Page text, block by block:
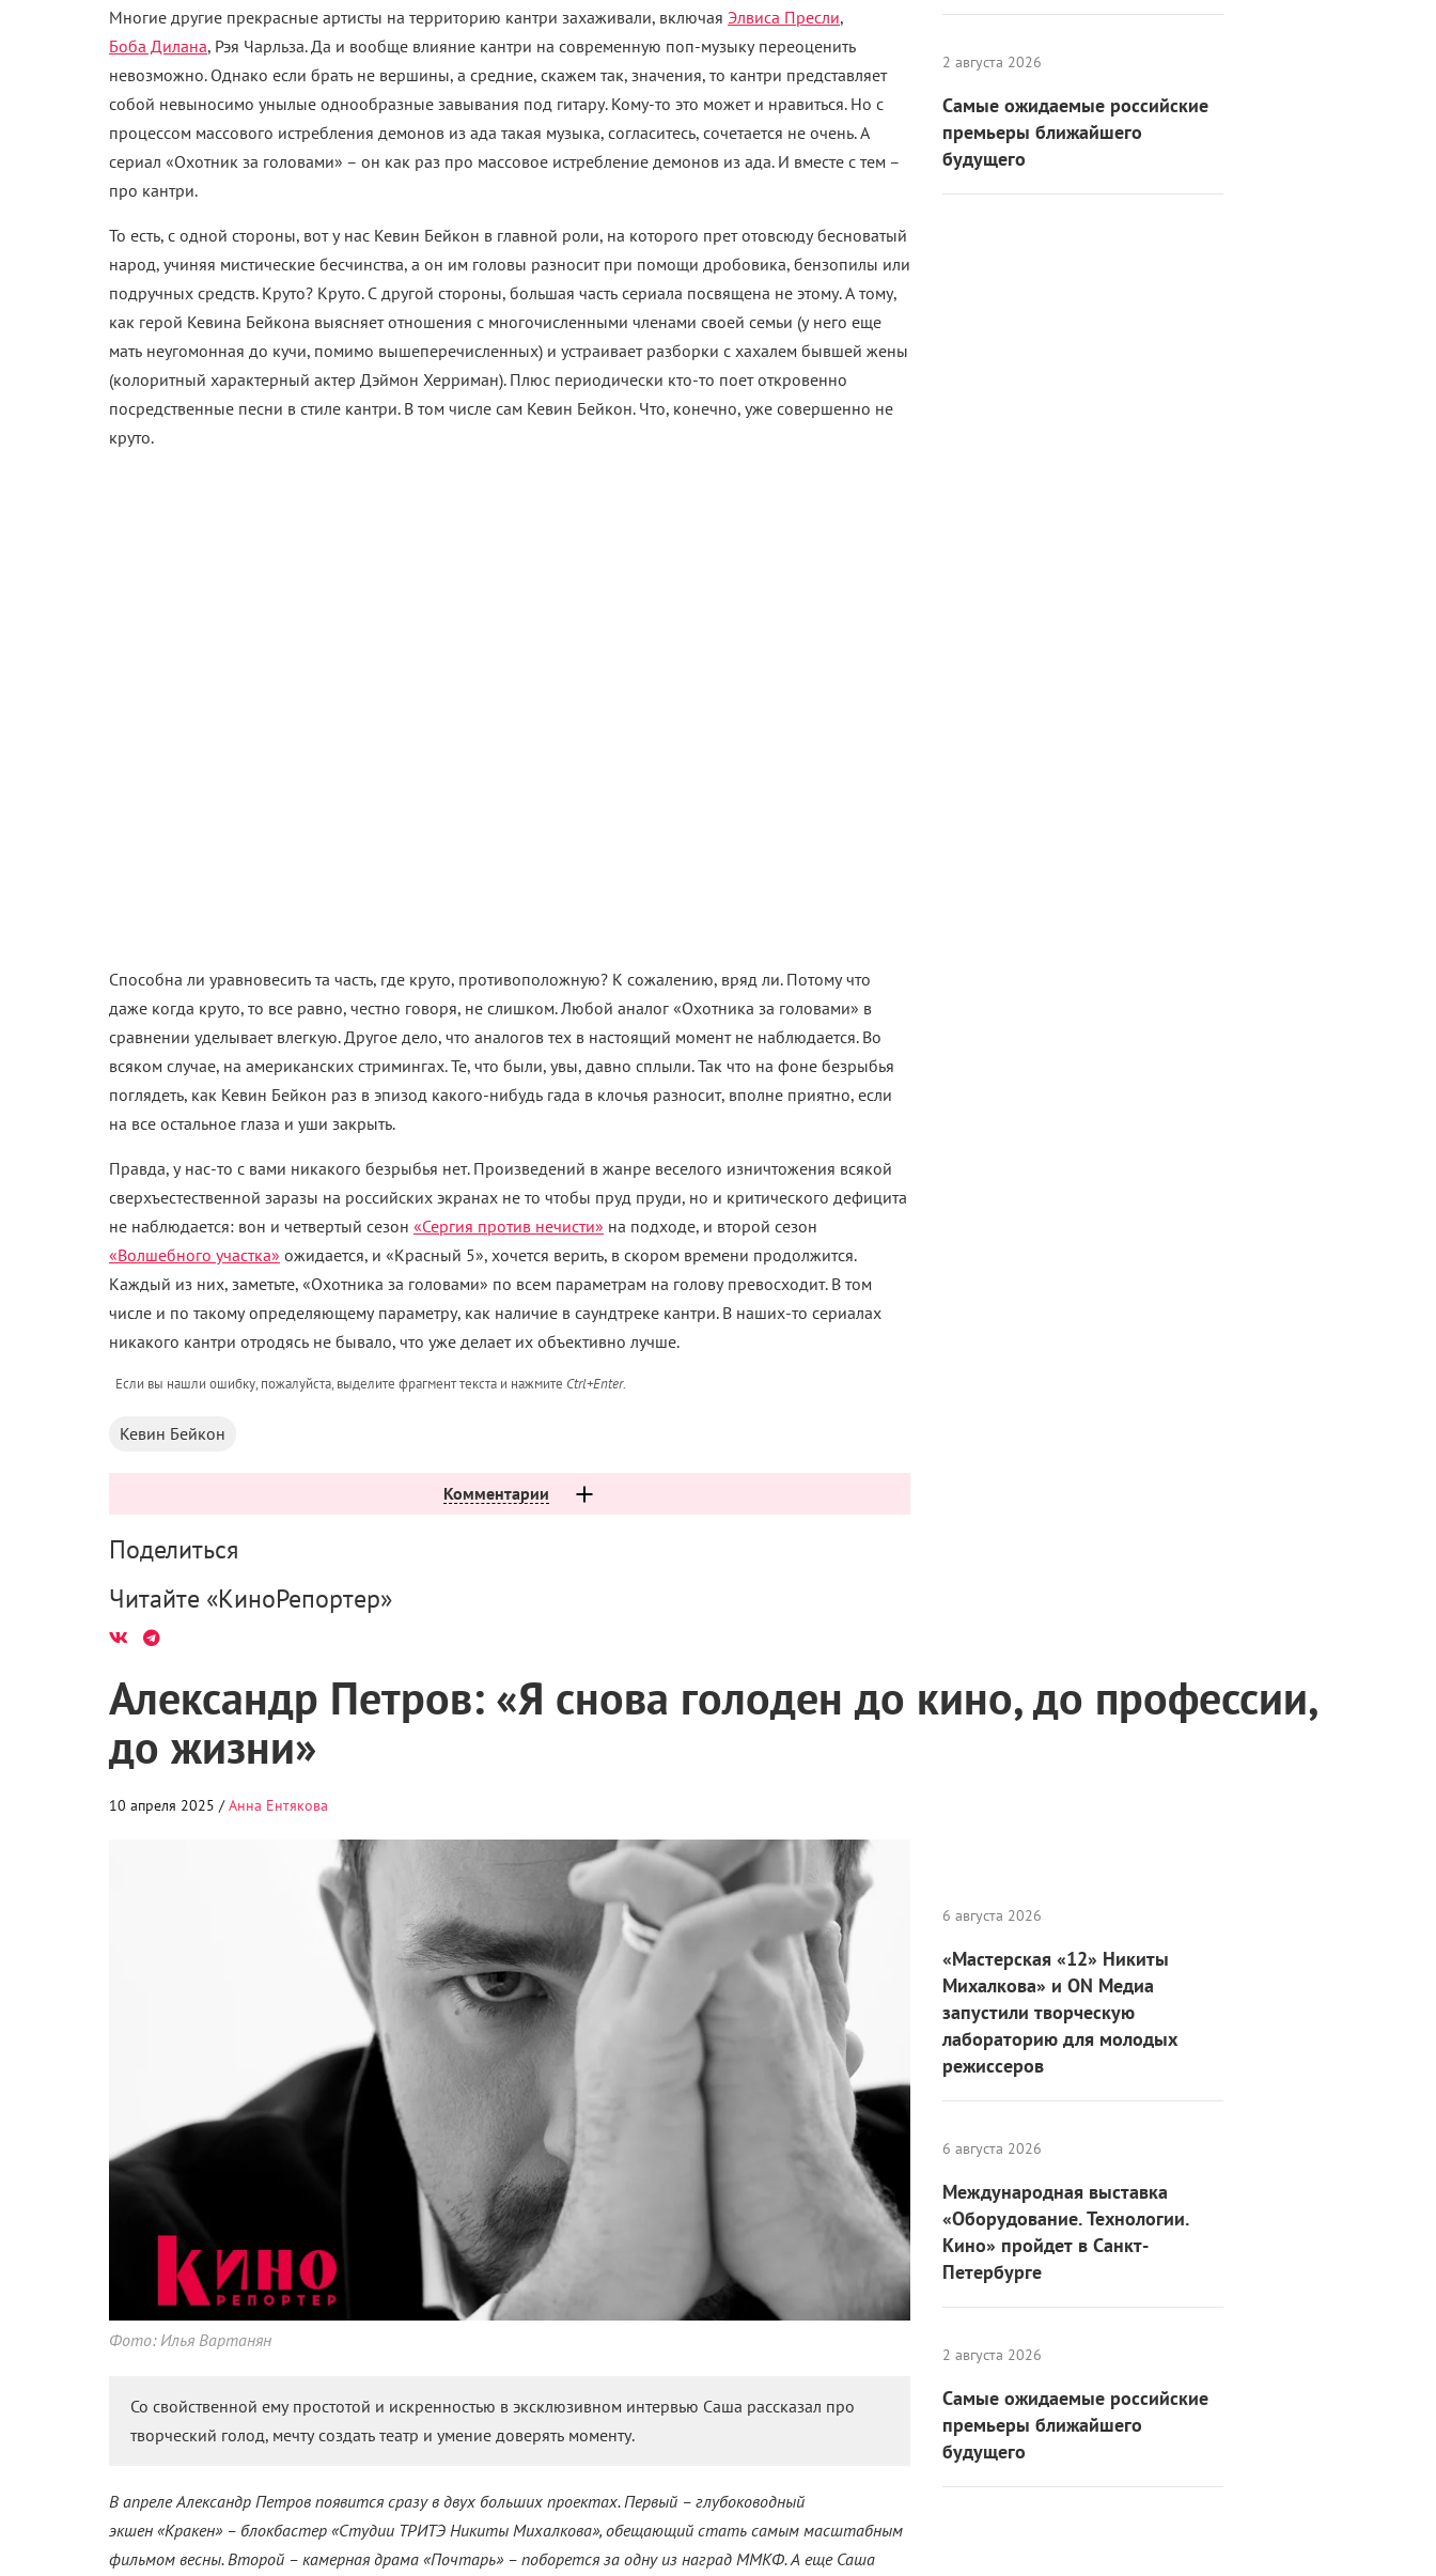
Многие другие прекрасные артисты на территорию кантри захаживали, включая Элвиса Пресли,
Боба Дилана, Рэя Чарльза. Да и вообще влияние кантри на современную поп-музыку переоценить
невозможно. Однако если брать не вершины, а средние, скажем так, значения, то кантри представляет
собой невыносимо унылые однообразные завывания под гитару. Кому-то это может и нравиться. Но с
процессом массового истребления демонов из ада такая музыка, согласитесь, сочетается не очень. А
сериал «Охотник за головами» – он как раз про массовое истребление демонов из ада. И вместе с тем –
про кантри.
То есть, с одной стороны, вот у нас Кевин Бейкон в главной роли, на которого прет отовсюду бесноватый
народ, учиняя мистические бесчинства, а он им головы разносит при помощи дробовика, бензопилы или
подручных средств. Круто? Круто. С другой стороны, большая часть сериала посвящена не этому. А тому,
как герой Кевина Бейкона выясняет отношения с многочисленными членами своей семьи (у него еще
мать неугомонная до кучи, помимо вышеперечисленных) и устраивает разборки с хахалем бывшей жены
(колоритный характерный актер Дэймон Херриман). Плюс периодически кто-то поет откровенно
посредственные песни в стиле кантри. В том числе сам Кевин Бейкон. Что, конечно, уже совершенно не
круто.
Способна ли уравновесить та часть, где круто, противоположную? К сожалению, вряд ли. Потому что
даже когда круто, то все равно, честно говоря, не слишком. Любой аналог «Охотника за головами» в
сравнении уделывает влегкую. Другое дело, что аналогов тех в настоящий момент не наблюдается. Во
всяком случае, на американских стримингах. Те, что были, увы, давно сплыли. Так что на фоне безрыбья
поглядеть, как Кевин Бейкон раз в эпизод какого-нибудь гада в клочья разносит, вполне приятно, если
на все остальное глаза и уши закрыть.
Правда, у нас-то с вами никакого безрыбья нет. Произведений в жанре веселого изничтожения всякой
сверхъестественной заразы на российских экранах не то чтобы пруд пруди, но и критического дефицита
не наблюдается: вон и четвертый сезон «Сергия против нечисти» на подходе, и второй сезон
«Волшебного участка» ожидается, и «Красный 5», хочется верить, в скором времени продолжится.
Каждый из них, заметьте, «Охотника за головами» по всем параметрам на голову превосходит. В том
числе и по такому определяющему параметру, как наличие в саундтреке кантри. В наших-то сериалах
никакого кантри отродясь не бывало, что уже делает их объективно лучше.
Если вы нашли ошибку, пожалуйста, выделите фрагмент текста и нажмите Ctrl+Enter.
Кевин Бейкон
Комментарии
Поделиться
Читайте «КиноРепортер»
2 августа 2026
Самые ожидаемые российские
премьеры ближайшего
будущего
Александр Петров: «Я снова голоден до кино, до профессии,
до жизни»
10 апреля 2025 /Анна Ентякова
Фото: Илья Вартанян
Со свойственной ему простотой и искренностью в эксклюзивном интервью Саша рассказал про
творческий голод, мечту создать театр и умение доверять моменту.
В апреле Александр Петров появится сразу в двух больших проектах. Первый – глубоководный
экшен «Кракен» – блокбастер «Студии ТРИТЭ Никиты Михалкова», обещающий стать самым масштабным
фильмом весны. Второй – камерная драма «Почтарь» – поборется за одну из наград ММКФ. А еще Саша
6 августа 2026
«Мастерская «12» Никиты
Михалкова» и ON Медиа
запустили творческую
лабораторию для молодых
режиссеров
6 августа 2026
Международная выставка
«Оборудование. Технологии.
Кино» пройдет в Санкт-
Петербурге
2 августа 2026
Самые ожидаемые российские
премьеры ближайшего
будущего